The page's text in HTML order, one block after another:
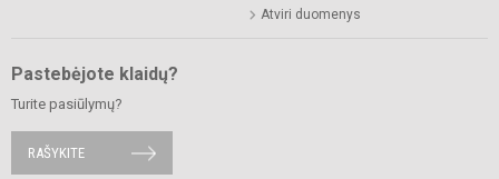
Atviri duomenys
Pastebėjote klaidų?
Turite pasiūlymų?
RAŠYKITE